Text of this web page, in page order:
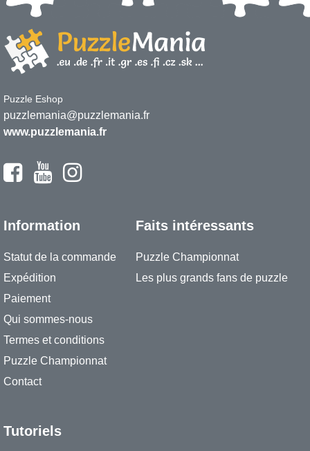
Puzzle Eshop
puzzlemania@puzzlemania.fr
www.puzzlemania.fr
Information
Statut de la commande
Expédition
Paiement
Qui sommes-nous
Termes et conditions
Puzzle Championnat
Contact
Faits intéressants
Puzzle Championnat
Les plus grands fans de puzzle
Tutoriels